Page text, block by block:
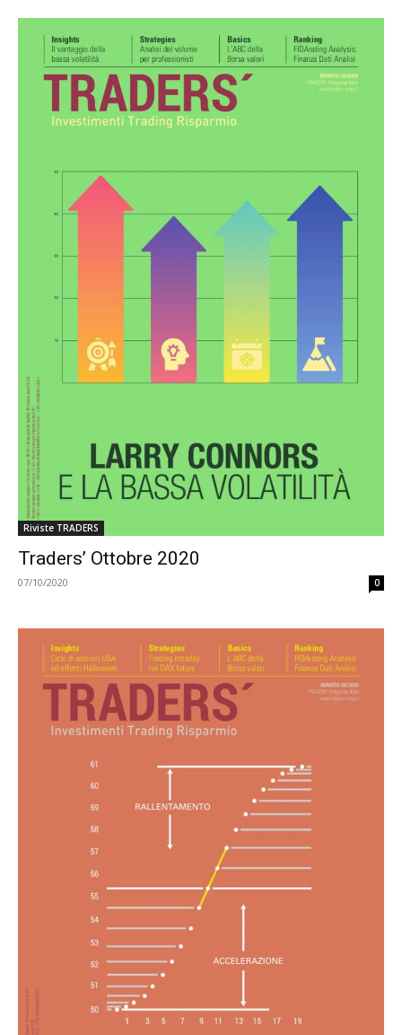
Riviste TRADERS
Traders’ Ottobre 2020
07/10/2020 0